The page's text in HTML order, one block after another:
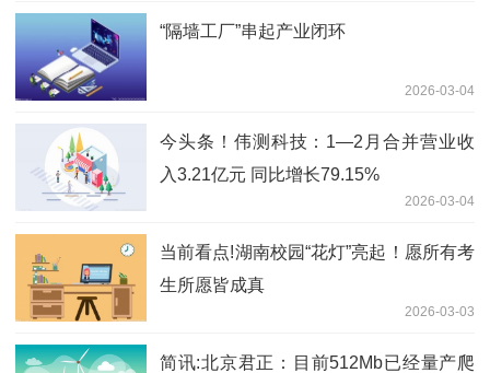
“隔墙工厂”串起产业闭环
2026-03-04
今头条！伟测科技：1—2月合并营业收
入3.21亿元 同比增长79.15%
2026-03-04
当前看点!湖南校园“花灯”亮起！愿所有考
生所愿皆成真
2026-03-03
简讯:北京君正：目前512Mb已经量产爬